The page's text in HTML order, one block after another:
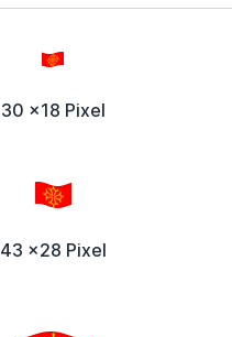
30 x18 Pixel
43 x28 Pixel